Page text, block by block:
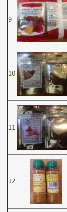
9
10
11
12